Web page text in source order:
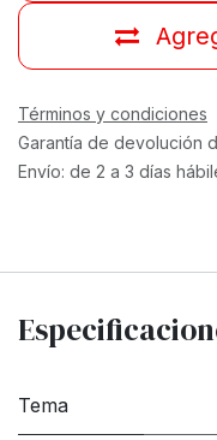
Términos y condiciones
Garantía de devolución
Envío: de 2 a 3 días
Tema